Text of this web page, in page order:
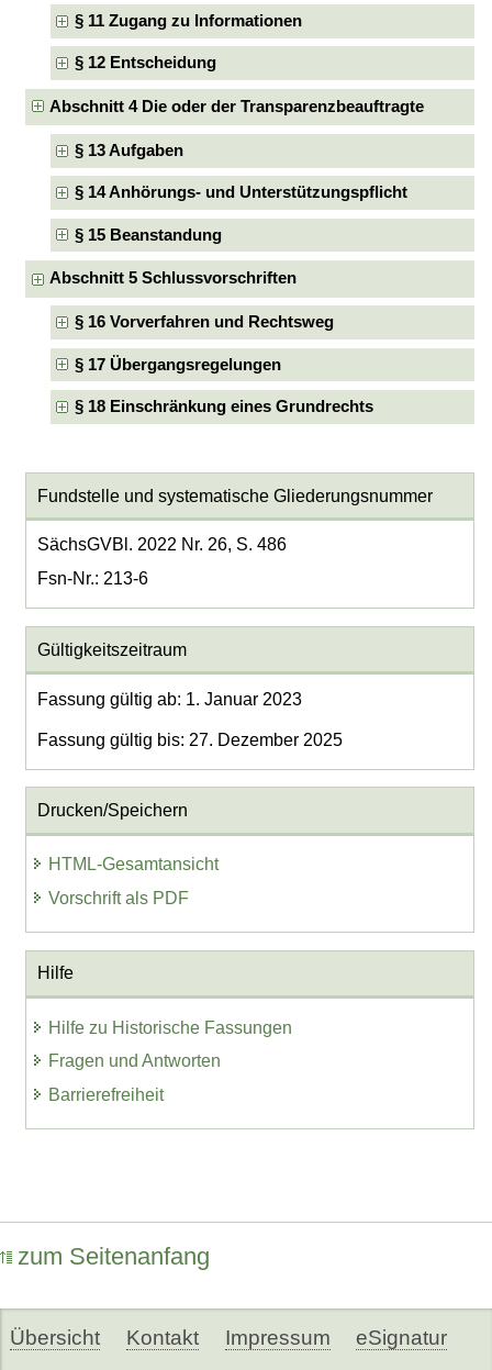
§ 11 Zugang zu Informationen
§ 12 Entscheidung
Abschnitt 4 Die oder der Transparenzbeauftragte
§ 13 Aufgaben
§ 14 Anhörungs- und Unterstützungspflicht
§ 15 Beanstandung
Abschnitt 5 Schlussvorschriften
§ 16 Vorverfahren und Rechtsweg
§ 17 Übergangsregelungen
§ 18 Einschränkung eines Grundrechts
Fundstelle und systematische Gliederungsnummer
SächsGVBl. 2022 Nr. 26, S. 486
Fsn-Nr.: 213-6
Gültigkeitszeitraum
Fassung gültig ab: 1. Januar 2023
Fassung gültig bis: 27. Dezember 2025
Drucken/Speichern
HTML-Gesamtansicht
Vorschrift als PDF
Hilfe
Hilfe zu Historische Fassungen
Fragen und Antworten
Barrierefreiheit
zum Seitenanfang
Übersicht Kontakt Impressum eSignatur